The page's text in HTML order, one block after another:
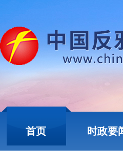
首页 时政要